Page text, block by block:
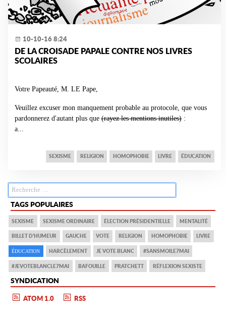
10-10-16 8:24
DE LA CROISADE PAPALE CONTRE NOS LIVRES
SCOLAIRES
Votre Papeauté, M. LE Pape,
Veuillez excuser mon manquement probable au protocole, que vous
pardonnerez d'autant plus que(rayez les mentions inutiles):
a...
SEXISME RELIGION HOMOPHOBIE LIVRE ÉDUCATION
TAGS POPULAIRES
SEXISME SEXISME ORDINAIRE ÉLECTION PRÉSIDENTIELLE MENTALITÉ
BILLET D'HUMEUR GAUCHE VOTE RELIGION HOMOPHOBIE LIVRE
ÉDUCATION HARCÈLEMENT JE VOTE BLANC #SANSMOILE7MAI
#JEVOTEBLANCLE7MAI BAFOUILLE PRATCHETT RÉFLEXION SEXISTE
SYNDICATION
ATOM 1.0 RSS